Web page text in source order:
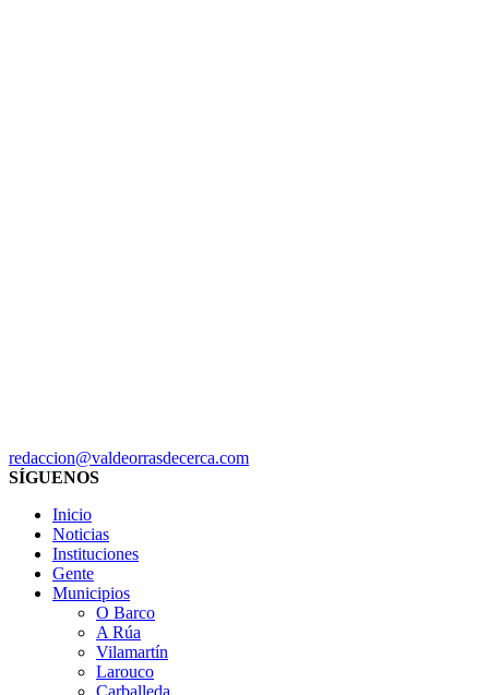
redaccion@valdeorrasdecerca.com
SÍGUENOS
Inicio
Noticias
Instituciones
Gente
Municipios
O Barco
A Rúa
Vilamartín
Larouco